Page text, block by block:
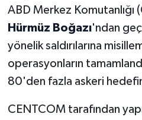
ABD Merkez Komutanlığı
Hürmüz Boğazı'ndan
yönelik saldırılarına
operasyonların
80'den fazla askeri
CENTCOM tarafından